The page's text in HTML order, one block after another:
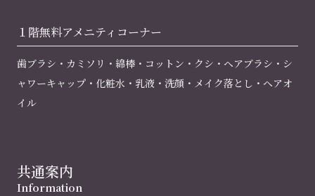
１階無料アメニティコーナー
歯ブラシ・カミソリ・綿棒・コットン・クシ・ヘアブラシ・シ
ャワーキャップ・化粧水・乳液・洗顔・メイク落とし・ヘアオ
イル
共通案内
Information